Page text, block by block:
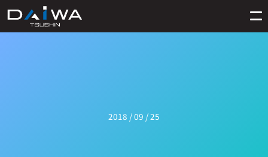
2018 / 09 / 25